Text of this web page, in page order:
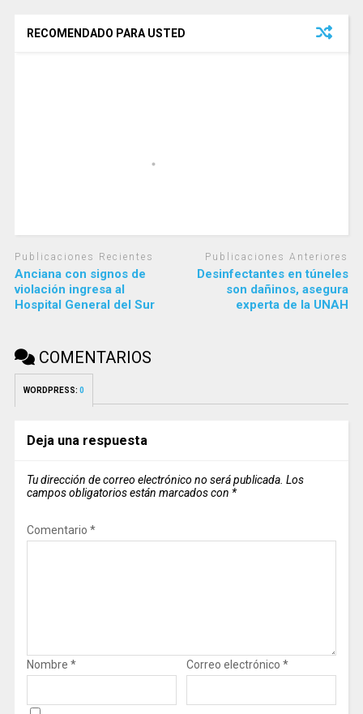
RECOMENDADO PARA USTED
Publicaciones Recientes
Anciana con signos de
violación ingresa al
Hospital General del Sur
Publicaciones Anteriores
Desinfectantes en túneles
son dañinos, asegura
experta de la UNAH
COMENTARIOS
WORDPRESS: 0
Deja una respuesta
Tu dirección de correo electrónico no será publicada. Los
campos obligatorios están marcados con *
Comentario *
Nombre * Correo electrónico *